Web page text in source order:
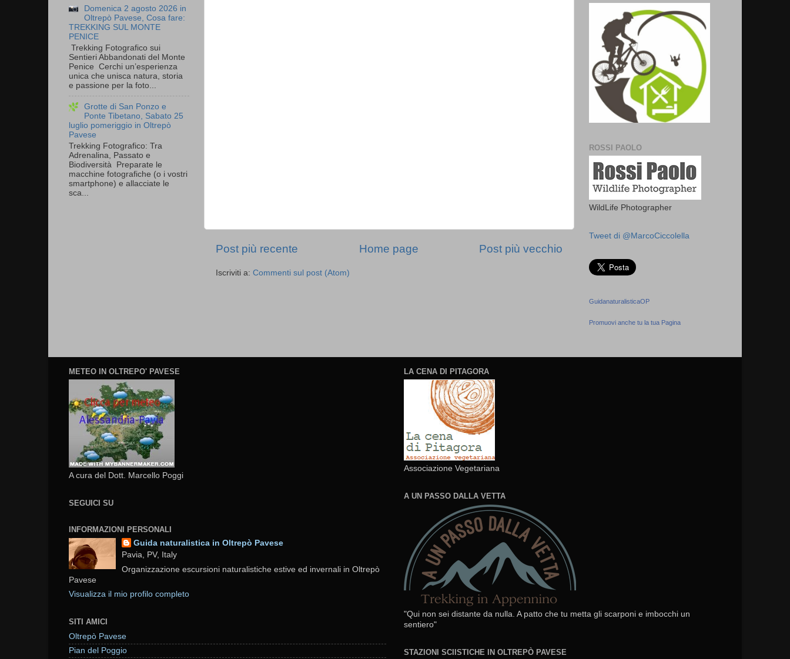
Post più recente Post più vecchio
Home page
Iscriviti a: Commenti sul post (Atom)
Domenica 2 agosto 2026 in
Oltrepò Pavese, Cosa fare:
TREKKING SUL MONTE
PENICE
Trekking Fotografico sui
Sentieri Abbandonati del Monte
Penice Cerchi un’esperienza
unica che unisca natura, storia
e passione per la foto...
Grotte di San Ponzo e
Ponte Tibetano, Sabato 25
luglio pomeriggio in Oltrepò
Pavese
Trekking Fotografico: Tra
Adrenalina, Passato e
Biodiversità Preparate le
macchine fotografiche (o i vostri
smartphone) e allacciate le
sca...
ROSSI PAOLO
WildLife Photographer
Tweet di @MarcoCiccolella
GuidanaturalisticaOP
Promuovi anche tu la tua Pagina
METEO IN OLTREPO' PAVESE
A cura del Dott. Marcello Poggi
SEGUICI SU
INFORMAZIONI PERSONALI
Guida naturalistica in Oltrepò Pavese
Pavia, PV, Italy
Organizzazione escursioni naturalistiche estive ed invernali in Oltrepò
Pavese
Visualizza il mio profilo completo
SITI AMICI
Oltrepò Pavese
Pian del Poggio
LA CENA DI PITAGORA
Associazione Vegetariana
A UN PASSO DALLA VETTA
"Qui non sei distante da nulla. A patto che tu metta gli scarponi e imbocchi un
sentiero"
STAZIONI SCIISTICHE IN OLTREPÒ PAVESE